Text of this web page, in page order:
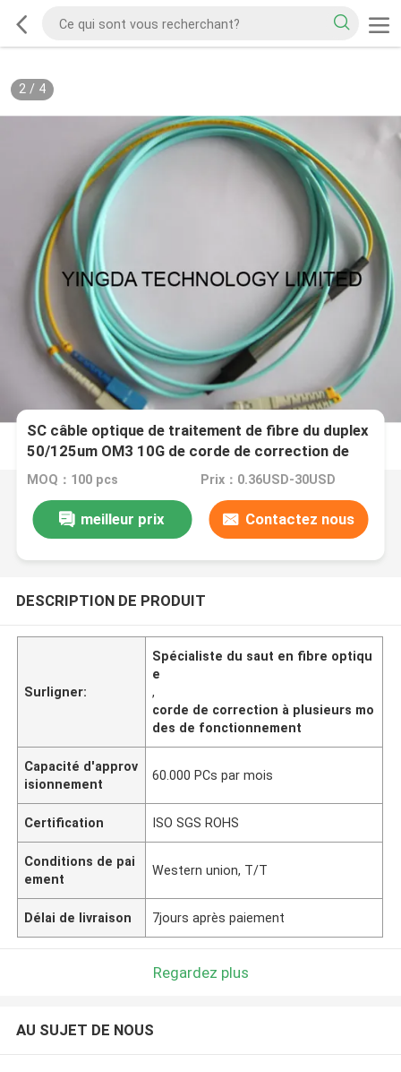
2/ 4
SC câble optique de traitement de fibre du duplex
50/125um OM3 10G de corde de correction de
mode de Sc
MOQ：100 pcs Prix：0.36USD-30USD
meilleur prix Contactez nous
DESCRIPTION DE PRODUIT
Surligner:
Spécialiste du saut en fibre optiqu
e
,
corde de correction à plusieurs mo
des de fonctionnement
Capacité d'approv
isionnement
60.000 PCs par mois
Certification ISO SGS ROHS
Conditions de pai
ement
Western union, T/T
Délai de livraison 7jours après paiement
Regardez plus
AU SUJET DE NOUS